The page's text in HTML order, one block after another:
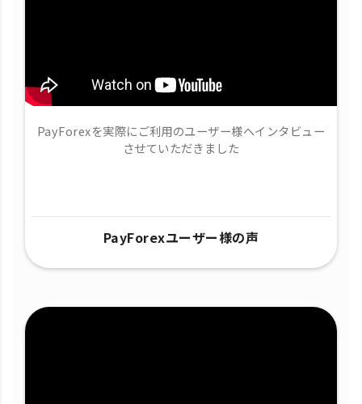
PayForexを実際にご利用のユーザー様へインタビュー
させていただきました
PayForexユーザー様の声​